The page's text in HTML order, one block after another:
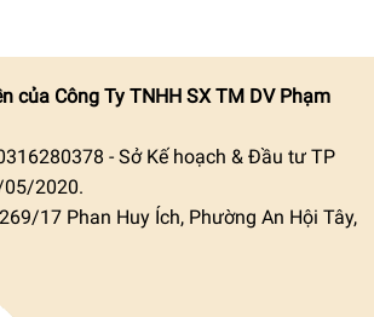
của Công Ty TNHH SX TM DV Phạm
- Sở Kế hoạch & Đầu tư TP
05/2020.
269/17 Phan Huy Ích, Phường An Hội Tây,